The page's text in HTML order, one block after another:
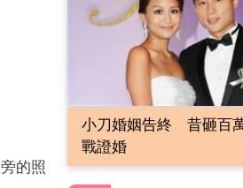
的照
小刀婚姻告終 昔砸百
戰證婚